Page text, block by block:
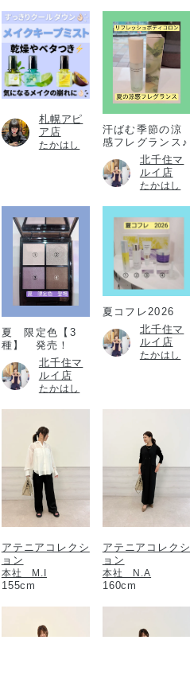
札幌アピ
ア店
たかはし
汗ばむ季節の涼
感フレグランス♪
北千住マ
ルイ店
たかはし
夏 限定色【3
種】 発売！
北千住マ
ルイ店
たかはし
夏コフレ2026
北千住マ
ルイ店
たかはし
アテニアコレクシ
ョン
本社 M.I
155cm
アテニアコレクシ
ョン
本社 N.A
160cm